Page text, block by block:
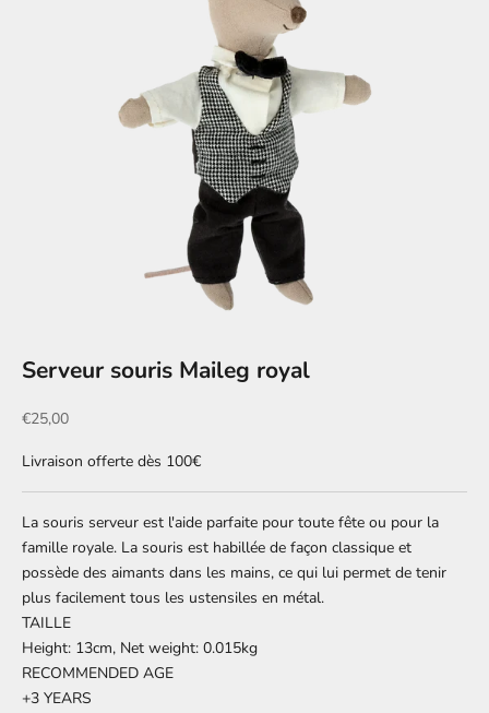
Serveur souris Maileg royal
Prix de vente
€25,00
Livraison offerte dès 100€
La souris serveur est l'aide parfaite pour toute fête ou pour la
famille royale. La souris est habillée de façon classique et
possède des aimants dans les mains, ce qui lui permet de tenir
plus facilement tous les ustensiles en métal.
TAILLE
Height: 13cm, Net weight: 0.015kg
RECOMMENDED AGE
+3 YEARS